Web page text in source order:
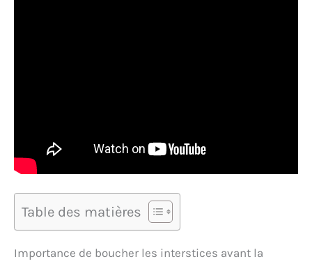
Table des matières
Importance de boucher les interstices avant la